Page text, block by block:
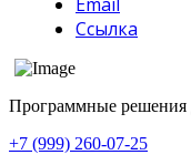
Ссылка
Программные решения
+7 (999) 260-07-25